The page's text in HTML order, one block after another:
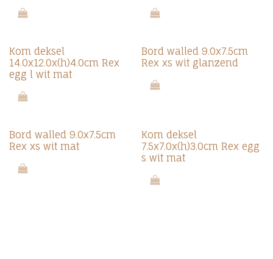
Kom deksel
14.0x12.0x(h)4.0cm Rex
egg l wit mat
Bord walled 9.0x7.5cm
Rex xs wit glanzend
Bord walled 9.0x7.5cm
Rex xs wit mat
Kom deksel
7.5x7.0x(h)3.0cm Rex egg
s wit mat